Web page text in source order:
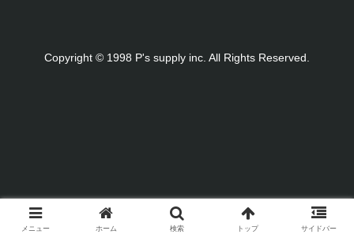
Copyright © 1998 P's supply inc. All Rights Reserved.
メニュー ホーム 検索 トップ サイドバー